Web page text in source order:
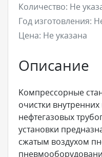
Количество: Не
Год изготовления:
Цена: Не указана
Описание
Kомпрессорные
очистки
нефтегазовых
установки
сжатым воздухом